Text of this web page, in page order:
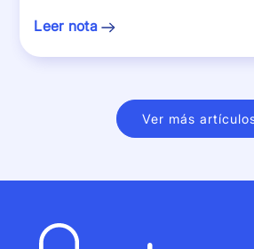
Leer nota
Ver más